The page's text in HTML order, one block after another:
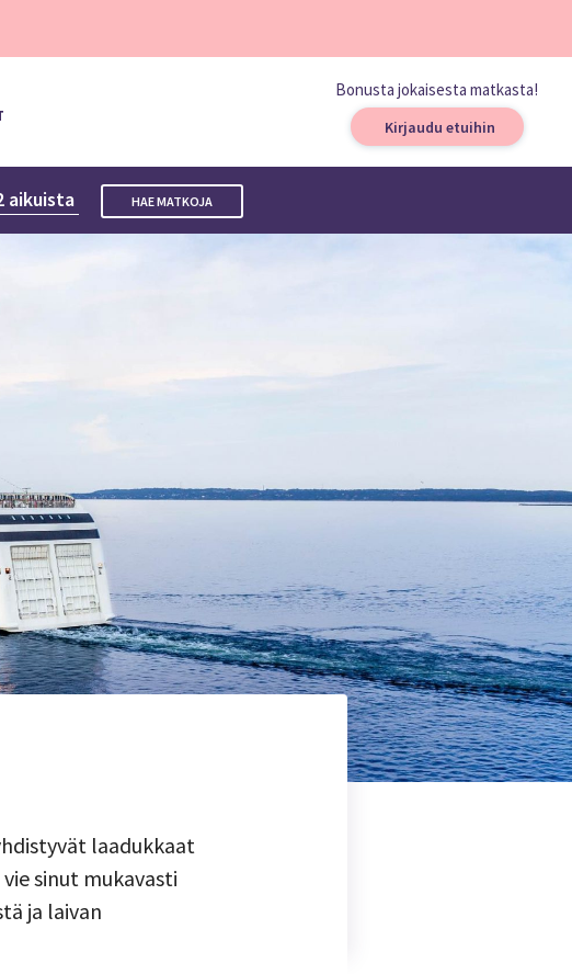
Bonusta jokaisesta matkasta!
Kirjaudu etuihin
aikuista HAE MATKOJA
laadukkaat
sinut mukavasti
ja laivan